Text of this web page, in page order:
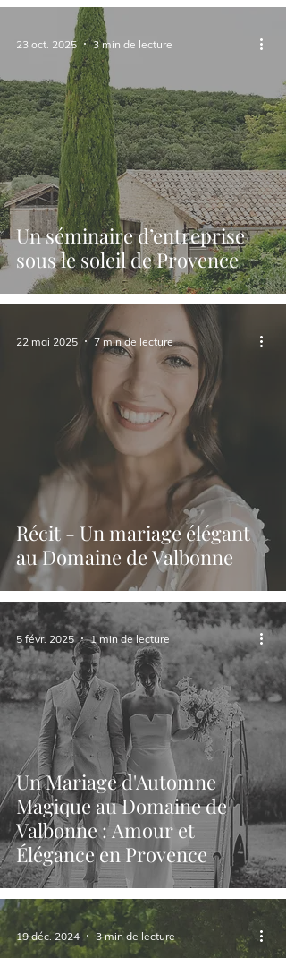
Un séminaire d’entreprise
sous le soleil de Provence
23 oct. 2025 3 min de lecture
Récit - Un mariage élégant
au Domaine de Valbonne
22 mai 2025 7 min de lecture
Un Mariage d'Automne
Magique au Domaine de
Valbonne : Amour et
Élégance en Provence
5 févr. 2025 1 min de lecture
19 déc. 2024 3 min de lecture